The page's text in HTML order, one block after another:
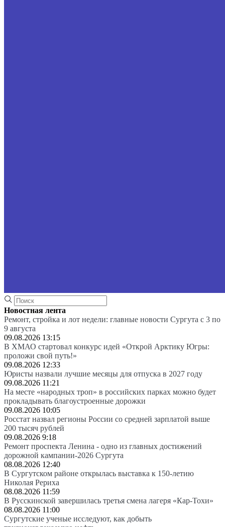
Новостная лента
Ремонт, стройка и лот недели: главные новости Сургута с 3 по
9 августа
09.08.2026 13:15
В ХМАО стартовал конкурс идей «Открой Арктику Югры:
проложи свой путь!»
09.08.2026 12:33
Юристы назвали лучшие месяцы для отпуска в 2027 году
09.08.2026 11:21
На месте «народных троп» в российских парках можно будет
прокладывать благоустроенные дорожки
09.08.2026 10:05
Росстат назвал регионы России со средней зарплатой выше
200 тысяч рублей
09.08.2026 9:18
Ремонт проспекта Ленина - одно из главных достижений
дорожной кампании-2026 Сургута
08.08.2026 12:40
В Сургутском районе открылась выставка к 150-летию
Николая Рериха
08.08.2026 11:59
В Русскинской завершилась третья смена лагеря «Кар-Тохи»
08.08.2026 11:00
Сургутские ученые исследуют, как добыть